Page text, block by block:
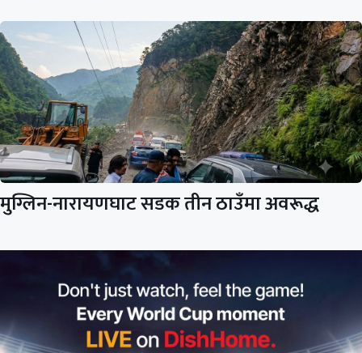
मुग्लिन-नारायणघाट सडक तीन ठाउँमा अवरूद्ध